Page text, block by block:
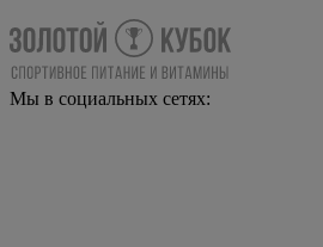
Мы в социальных сетях: